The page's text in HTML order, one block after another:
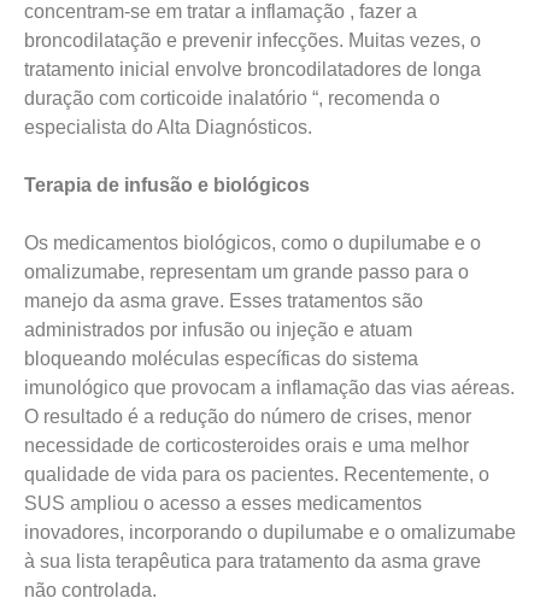
concentram-se em tratar a inflamação , fazer a
broncodilatação e prevenir infecções. Muitas vezes, o
tratamento inicial envolve broncodilatadores de longa
duração com corticoide inalatório “, recomenda o
especialista do Alta Diagnósticos.
Terapia de infusão e biológicos
Os medicamentos biológicos, como o dupilumabe e o
omalizumabe, representam um grande passo para o
manejo da asma grave. Esses tratamentos são
administrados por infusão ou injeção e atuam
bloqueando moléculas específicas do sistema
imunológico que provocam a inflamação das vias aéreas.
O resultado é a redução do número de crises, menor
necessidade de corticosteroides orais e uma melhor
qualidade de vida para os pacientes. Recentemente, o
SUS ampliou o acesso a esses medicamentos
inovadores, incorporando o dupilumabe e o omalizumabe
à sua lista terapêutica para tratamento da asma grave
não controlada.